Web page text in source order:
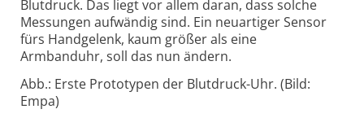
Blutdruck. Das liegt vor allem daran, dass solche
Messungen aufwändig sind. Ein neuartiger Sensor
fürs Handgelenk, kaum größer als eine
Armbanduhr, soll das nun ändern.
Abb.: Erste Prototypen der Blutdruck-Uhr. (Bild:
Empa)